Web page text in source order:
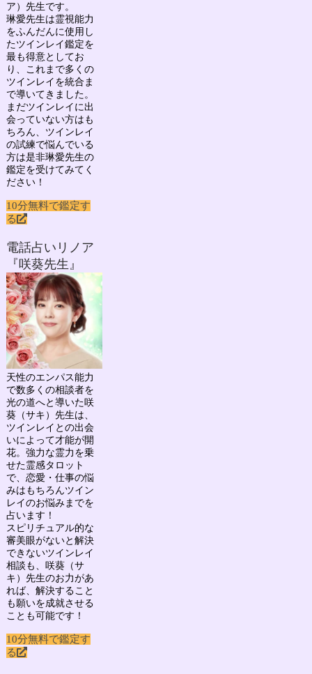
ア）先生です。
琳愛先生は霊視能力
をふんだんに使用し
たツインレイ鑑定を
最も得意としてお
り、
これまで多くの
ツインレイを統合ま
で導いてきました。
まだツインレイに出
会っていない方はも
ちろん、ツインレイ
の試練で悩んでいる
方は是非琳愛先生の
鑑定を受けてみてく
ださい！
10分無料で鑑定す
る
電話占いリノア
『咲葵先生』
天性のエンパス能力
で数多くの相談者を
光の道へと導いた咲
葵（サキ）先生は、
ツインレイとの出会
いによって才能が開
花。強力な霊力を乗
せた霊感タロット
で、 恋愛・仕事の悩
みはもちろんツイン
レイのお悩みまでを
占います！
スピリチュアル的な
審美眼がないと解決
できないツインレイ
相談も、咲葵（サ
キ）先生のお力があ
れば、解決すること
も願いを成就させる
ことも可能です！
10分無料で鑑定す
る